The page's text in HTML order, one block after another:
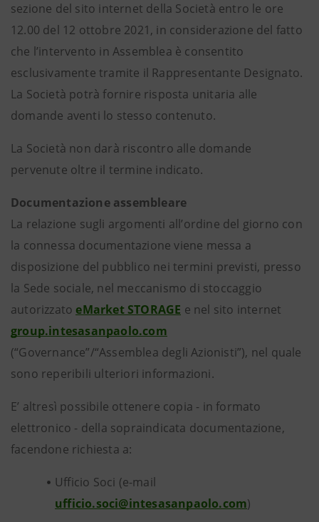
sezione del sito internet della Società entro le ore
12.00 del 12 ottobre 2021, in considerazione del fatto
che l’intervento in Assemblea è consentito
esclusivamente tramite il Rappresentante Designato.
La Società potrà fornire risposta unitaria alle
domande aventi lo stesso contenuto.
La Società non darà riscontro alle domande
pervenute oltre il termine indicato.
Documentazione assembleare
La relazione sugli argomenti all’ordine del giorno con
la connessa documentazione viene messa a
disposizione del pubblico nei termini previsti, presso
la Sede sociale, nel meccanismo di stoccaggio
autorizzato eMarket STORAGE e nel sito internet
group.intesasanpaolo.com
(“Governance”/“Assemblea degli Azionisti”), nel quale
sono reperibili ulteriori informazioni.
E’ altresì possibile ottenere copia - in formato
elettronico - della sopraindicata documentazione,
facendone richiesta a:
Ufficio Soci (e-mail
ufficio.soci@intesasanpaolo.com)